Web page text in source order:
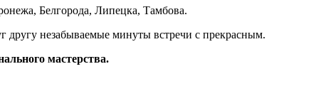
Белгоро­да, Липецка, Тамбова.
незабы­ваемые минуты встречи с прекрасным.
мас­терства.